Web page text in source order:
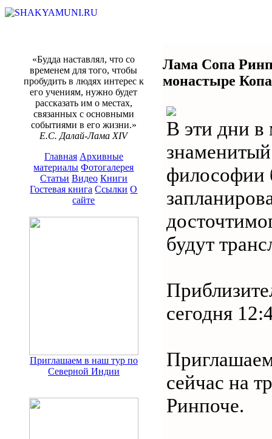
«Будда наставлял, что со
временем для того, чтобы
пробудить в людях интерес к
его учениям, нужно будет
рассказать им о местах,
связанных с основными
событиями в его жизни.»
Е.С. Далай-Лама XIV
Главная Архивные
материалы Фотогалерея
Статьи Видео Книги
Гостевая книга Ссылки О
сайте
Приглашаем в наш тур по
Северной Индии
Лама Сопа
монастыре
В эти дни в
философии
будут
сегодня
сейчас на
Ринпоче.